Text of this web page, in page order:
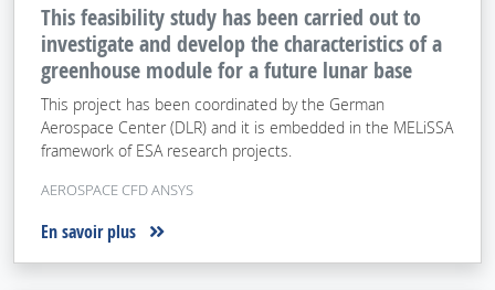
This feasibility study has been carried out to
investigate and develop the characteristics of a
greenhouse module for a future lunar base
This project has been coordinated by the German
Aerospace Center (DLR) and it is embedded in the MELiSSA
framework of ESA research projects.
AEROSPACE CFD ANSYS
En savoir plus